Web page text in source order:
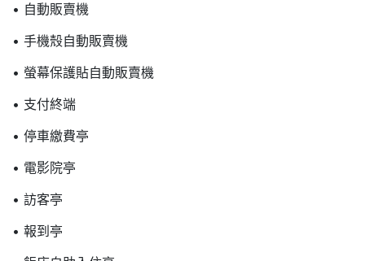
• 自動販賣機
• 手機殼自動販賣機
• 螢幕保護貼自動販賣機
• 支付終端
• 停車繳費亭
• 電影院亭
• 訪客亭
• 報到亭